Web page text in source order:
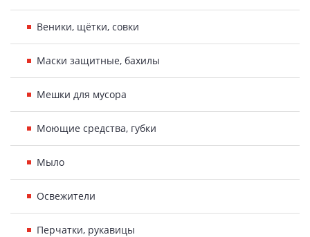
Веники, щётки, совки
Маски защитные, бахилы
Мешки для мусора
Моющие средства, губки
Мыло
Освежители
Перчатки, рукавицы